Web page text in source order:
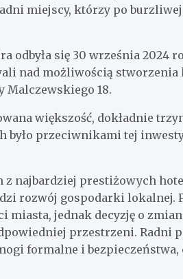
miejscy, którzy po
odbyła się 30 września 2024
nad możliwością stworzenia
Malczewskiego 18.
większość, dokładnie
było przeciwnikami tej
z najbardziej prestiżowych
rozwój gospodarki lokalnej.
miasta, jednak decyzję o
przestrzeni. Radni
formalne i